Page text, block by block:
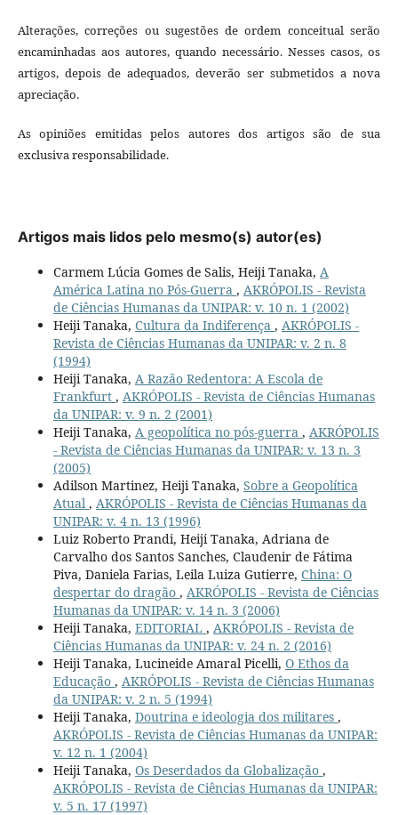
Alterações, correções ou sugestões de ordem conceitual serão
encaminhadas aos autores, quando necessário. Nesses casos, os
artigos, depois de adequados, deverão ser submetidos a nova
apreciação.
As opiniões emitidas pelos autores dos artigos são de sua
exclusiva responsabilidade.
Artigos mais lidos pelo mesmo(s) autor(es)
Carmem Lúcia Gomes de Salis, Heiji Tanaka, A
América Latina no Pós-Guerra , AKRÓPOLIS - Revista
de Ciências Humanas da UNIPAR: v. 10 n. 1 (2002)
Heiji Tanaka, Cultura da Indiferença , AKRÓPOLIS -
Revista de Ciências Humanas da UNIPAR: v. 2 n. 8
(1994)
Heiji Tanaka, A Razão Redentora: A Escola de
Frankfurt , AKRÓPOLIS - Revista de Ciências Humanas
da UNIPAR: v. 9 n. 2 (2001)
Heiji Tanaka, A geopolítica no pós-guerra , AKRÓPOLIS
- Revista de Ciências Humanas da UNIPAR: v. 13 n. 3
(2005)
Adilson Martinez, Heiji Tanaka, Sobre a Geopolítica
Atual , AKRÓPOLIS - Revista de Ciências Humanas da
UNIPAR: v. 4 n. 13 (1996)
Luiz Roberto Prandi, Heiji Tanaka, Adriana de
Carvalho dos Santos Sanches, Claudenir de Fátima
Piva, Daniela Farias, Leila Luiza Gutierre, China: O
despertar do dragão , AKRÓPOLIS - Revista de Ciências
Humanas da UNIPAR: v. 14 n. 3 (2006)
Heiji Tanaka, EDITORIAL , AKRÓPOLIS - Revista de
Ciências Humanas da UNIPAR: v. 24 n. 2 (2016)
Heiji Tanaka, Lucineide Amaral Picelli, O Ethos da
Educação , AKRÓPOLIS - Revista de Ciências Humanas
da UNIPAR: v. 2 n. 5 (1994)
Heiji Tanaka, Doutrina e ideologia dos militares ,
AKRÓPOLIS - Revista de Ciências Humanas da UNIPAR:
v. 12 n. 1 (2004)
Heiji Tanaka, Os Deserdados da Globalização ,
AKRÓPOLIS - Revista de Ciências Humanas da UNIPAR:
v. 5 n. 17 (1997)